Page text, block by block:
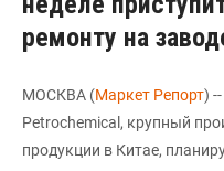
ремонту на
МОСКВА (Маркет Репорт)
Petrochemical, крупный
продукции в Китае,